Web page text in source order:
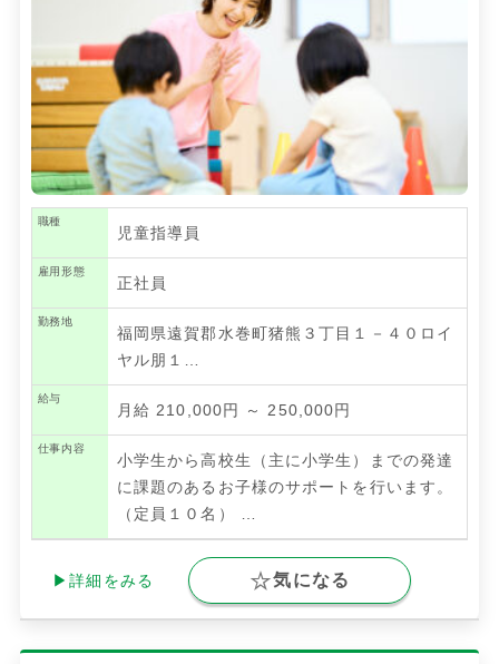
職種
児童指導員
雇用形態
正社員
勤務地
福岡県遠賀郡水巻町猪熊３丁目１－４０ロイ
ヤル朋１…
給与
月給 210,000円 ～ 250,000円
仕事内容
小学生から高校生（主に小学生）までの発達
に課題のあるお子様のサポートを行います。
（定員１０名）
▶詳細をみる 気になる